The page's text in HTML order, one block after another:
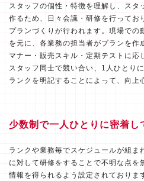
スタッフの個性・特徴を理解し、スタ
作るため、日々会議・研修を行ってお
プランづくりが行われます。現場での
を元に、各業務の担当者がプランを作
マナー・販売スキル・定期テストに応
スタッフ同士で競い合い、1人ひとり
ランクを明記することによって、向上
少数制で一人ひとりに密着し
ランクや業務毎でスケジュールが組
に対して研修をすることで不明な点を
情報を得られるよう設定されておりま